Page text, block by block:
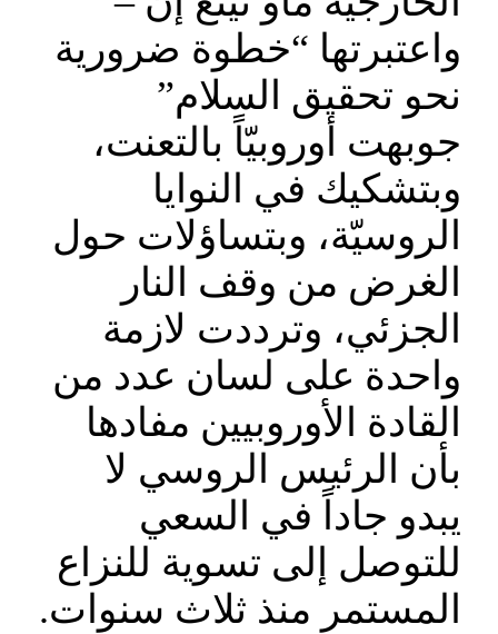
واعتبرتها “خطوة ضرورية
نحو تحقيق السلام”
جوبهت أوروبيّاً بالتعنت،
وبتشكيك في النوايا
الروسيّة، وبتساؤلات حول
الغرض من وقف النار
الجزئي، وترددت لازمة
واحدة على لسان عدد من
القادة الأوروبيين مفادها
بأن الرئيس الروسي لا
يبدو جاداً في السعي
للتوصل إلى تسوية للنزاع
المستمر منذ ثلاث سنوات.